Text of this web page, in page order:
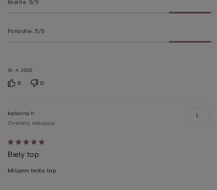
10. 4. 2026
Kvalita: 5/5
Pohodlie: 5/5
0 0
Hodnotenie:
5
z 5
katarina h
Overený nákupca
Biely top
Milujem tento top
L